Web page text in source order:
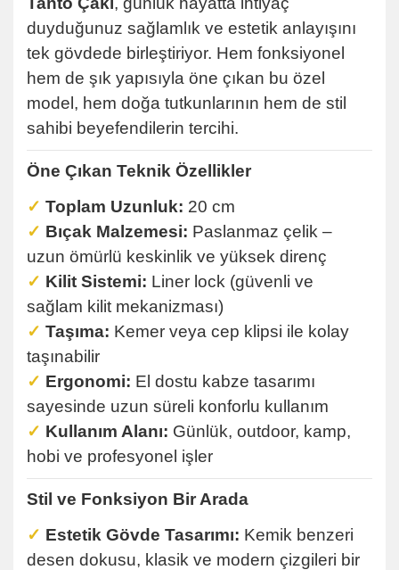
duyduğunuz sağlamlık ve estetik anlayışını
tek gövdede birleştiriyor. Hem fonksiyonel
hem de şık yapısıyla öne çıkan bu özel
model, hem doğa tutkunlarının hem de stil
sahibi beyefendilerin tercihi.
Öne Çıkan Teknik Özellikler
✓ Toplam Uzunluk: 20 cm
✓ Bıçak Malzemesi: Paslanmaz çelik –
uzun ömürlü keskinlik ve yüksek direnç
✓ Kilit Sistemi: Liner lock (güvenli ve
sağlam kilit mekanizması)
✓ Taşıma: Kemer veya cep klipsi ile kolay
taşınabilir
✓ Ergonomi: El dostu kabze tasarımı
sayesinde uzun süreli konforlu kullanım
✓ Kullanım Alanı: Günlük, outdoor, kamp,
hobi ve profesyonel işler
Stil ve Fonksiyon Bir Arada
✓ Estetik Gövde Tasarımı: Kemik benzeri
desen dokusu, klasik ve modern çizgileri bir